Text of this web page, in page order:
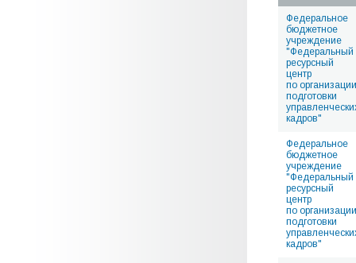
Федеральное
бюджетное
учреждение
"Федеральный
ресурсный
центр
по организации
подготовки
кадров"
Федеральное
бюджетное
учреждение
"Федеральный
ресурсный
центр
по организации
подготовки
кадров"